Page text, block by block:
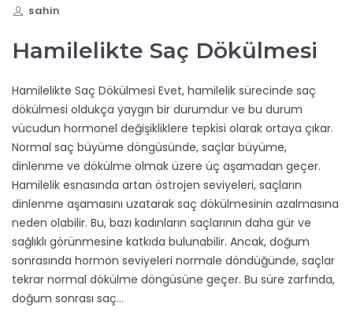
sahin
Hamilelikte Saç Dökülmesi
Hamilelikte Saç Dökülmesi Evet, hamilelik sürecinde saç
dökülmesi oldukça yaygın bir durumdur ve bu durum
vücudun hormonel değişikliklere tepkisi olarak ortaya çıkar.
Normal saç büyüme döngüsünde, saçlar büyüme,
dinlenme ve dökülme olmak üzere üç aşamadan geçer.
Hamilelik esnasında artan östrojen seviyeleri, saçların
dinlenme aşamasını uzatarak saç dökülmesinin azalmasına
neden olabilir. Bu, bazı kadınların saçlarının daha gür ve
sağlıklı görünmesine katkıda bulunabilir. Ancak, doğum
sonrasında hormon seviyeleri normale döndüğünde, saçlar
tekrar normal dökülme döngüsüne geçer. Bu süre zarfında,
doğum sonrası saç…